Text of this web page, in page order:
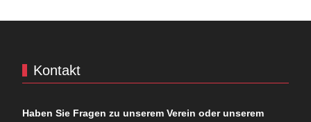
Kontakt
Haben Sie Fragen zu unserem Verein oder unserem